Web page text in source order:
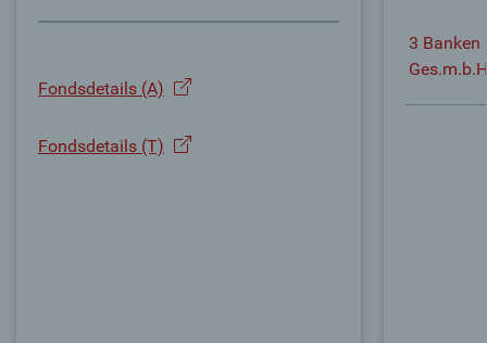
Fondsdetails (A)
Fondsdetails (T)
3 Banken
Ges.m.b.H